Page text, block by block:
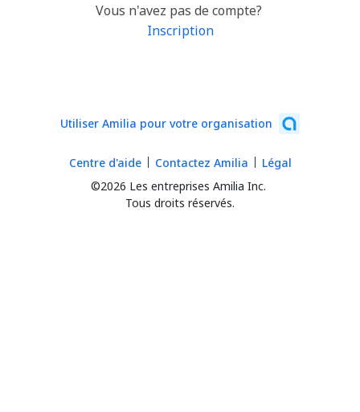
Vous n'avez pas de compte?
Inscription
Utiliser Amilia pour votre organisation
©2026 Les entreprises Amilia Inc.
Tous droits réservés.
Centre d'aide Contactez Amilia Légal